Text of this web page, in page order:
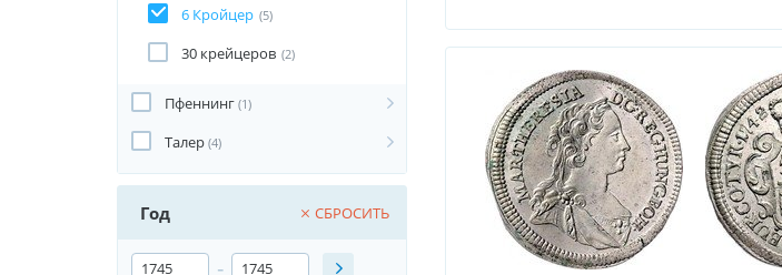
6 Кройцер (5)
30 крейцеров (2)
Пфеннинг (1)
Талер (4)
Год СБРОСИТЬ
-